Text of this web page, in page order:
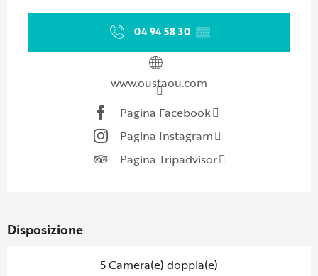
04 94 58 30 ▒▒
www.oustaou.com
Pagina Facebook
Pagina Instagram
Pagina Tripadvisor
Disposizione
5 Camera(e) doppia(e)